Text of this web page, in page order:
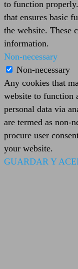
to function
that ensures basic
the website. These
information.
Non-necessary
Non-necessary
Any cookies that
website to function
personal data via
are termed as non-
procure user
your website.
GUARDAR Y